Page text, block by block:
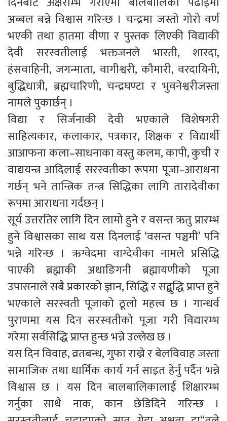
अब्बल बन्ने विश्वास गरिन्छ । चन्द्रमा जस्तो गोरो वर्ण
भएकी तथा हातमा वीणा र पुस्तक लिएकी विद्याकी
देवी सरस्वतीलाई भक्तजनले भारती, शारदा,
हंसवाहिनी, जगन्माता, वागीश्वरी, कौमारी, वरदायिनी,
बुद्धिधात्री, ब्रह्मचारिणी, चन्द्रघण्टा र भुवनेश्वरीजस्ता
नामले पुकार्छन् ।
विद्या र सिर्जनाकी देवी भएकाले विशेषगरी
साहित्यकार, कलाकार, पत्रकार, शिक्षक र विद्यार्थी
आआफना कला–साधनाका वस्तु कलम, कापी, कुची र
वाद्ययन्त्र आदिलाई सरस्वतीका रूपमा पूजा–आराधना
गर्छन् भने तान्त्रिक तन्त्र सिद्धिका लागि तारादेवीका
रूपमा आराधना गर्दछन् ।
सूर्य उत्तरतिर लागि दिन लामो हुने र वसन्त ऋतु प्रारम्भ
हुने विश्वासका साथ यस दिनलाई ‘वसन्त पञ्चमी’ पनि
भन्ने गरिन्छ । ऋग्वेदमा वाग्देवीका नामले प्रसिद्धि
पाएकी ब्रह्माकी अधाङिगनी ब्रह्मायणीको पूजा
उपासनाले सबै प्रकारको ज्ञान, सिद्धि र सद्बुद्धि प्राप्त हुने
भएकाले सरस्वती पूजाको ठूलो महत्त्व छ । गान्धर्व
पुराणमा यस दिन सरस्वतीको पूजा गरी विद्यारम्भ
गरेमा सर्वसिद्धि प्राप्त हुन्छ भन्ने उल्लेख छ ।
यस दिन विवाह, व्रतबन्ध, गुफा राख्ने र बेलविवाह जस्ता
सामाजिक तथा धार्मिक कार्य गर्न साइत हेर्नु पर्दैन भन्ने
विश्वास छ । यस दिन बालबालिकालाई शिक्षारम्भ
गर्नुका साथै नाक, कान छेडिदिने गरिन्छ ।